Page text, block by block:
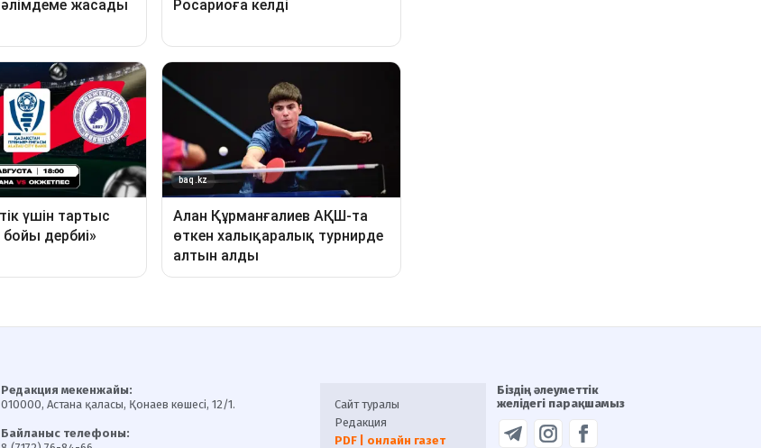
Редакция мекенжайы:
010000, Астана қаласы, Қонаев көшесі, 12/1.
Байланыс телефоны:
Сайт туралы
Редакция
PDF | онлайн газет
Біздің әлеуметтік
желідегі парақшамыз